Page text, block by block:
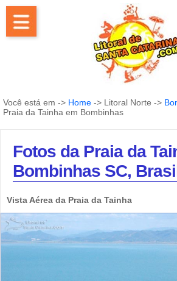
Você está em -> Home -> Litoral Norte ->
Praia da Tainha em Bombinhas
Fotos da Praia da
Bombinhas SC,
Vista Aérea da Praia da Tainha